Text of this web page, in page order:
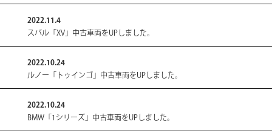
買取のご案内
サイトポリシー
2022.11.4
スバル「XV」中古車両をUPしました。
2022.10.24
ルノー「トゥインゴ」中古車両をUPしました。
2022.10.24
BMW「1シリーズ」中古車両をUPしました。